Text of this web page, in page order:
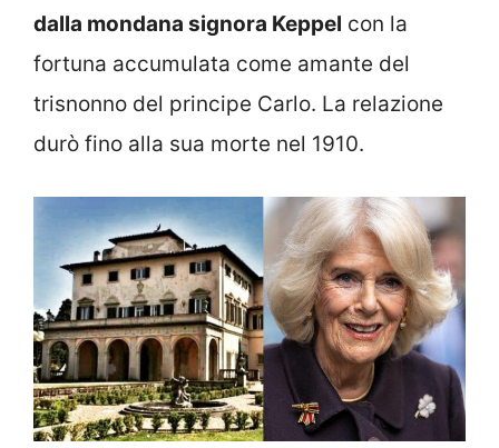
dalla mondana signora Keppel con la
fortuna accumulata come amante del
trisnonno del principe Carlo. La relazione
durò fino alla sua morte nel 1910.